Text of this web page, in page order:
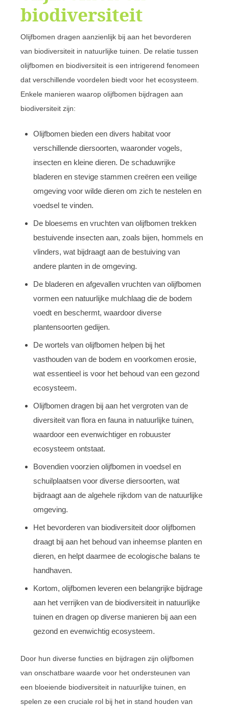
biodiversiteit
Olijfbomen dragen aanzienlijk bij aan het bevorderen
van biodiversiteit in natuurlijke tuinen. De relatie tussen
olijfbomen en biodiversiteit is een intrigerend fenomeen
dat verschillende voordelen biedt voor het ecosysteem.
Enkele manieren waarop olijfbomen bijdragen aan
biodiversiteit zijn:
Olijfbomen bieden een divers habitat voor
verschillende diersoorten, waaronder vogels,
insecten en kleine dieren. De schaduwrijke
bladeren en stevige stammen creëren een veilige
omgeving voor wilde dieren om zich te nestelen en
voedsel te vinden.
De bloesems en vruchten van olijfbomen trekken
bestuivende insecten aan, zoals bijen, hommels en
vlinders, wat bijdraagt aan de bestuiving van
andere planten in de omgeving.
De bladeren en afgevallen vruchten van olijfbomen
vormen een natuurlijke mulchlaag die de bodem
voedt en beschermt, waardoor diverse
plantensoorten gedijen.
De wortels van olijfbomen helpen bij het
vasthouden van de bodem en voorkomen erosie,
wat essentieel is voor het behoud van een gezond
ecosysteem.
Olijfbomen dragen bij aan het vergroten van de
diversiteit van flora en fauna in natuurlijke tuinen,
waardoor een evenwichtiger en robuuster
ecosysteem ontstaat.
Bovendien voorzien olijfbomen in voedsel en
schuilplaatsen voor diverse diersoorten, wat
bijdraagt aan de algehele rijkdom van de natuurlijke
omgeving.
Het bevorderen van biodiversiteit door olijfbomen
draagt bij aan het behoud van inheemse planten en
dieren, en helpt daarmee de ecologische balans te
handhaven.
Kortom, olijfbomen leveren een belangrijke bijdrage
aan het verrijken van de biodiversiteit in natuurlijke
tuinen en dragen op diverse manieren bij aan een
gezond en evenwichtig ecosysteem.
Door hun diverse functies en bijdragen zijn olijfbomen
van onschatbare waarde voor het ondersteunen van
een bloeiende biodiversiteit in natuurlijke tuinen, en
spelen ze een cruciale rol bij het in stand houden van